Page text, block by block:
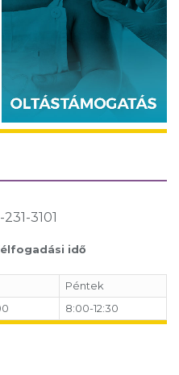
231-3101
idő
Péntek
8:00-12:30